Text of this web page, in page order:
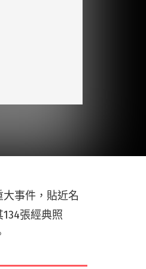
事件，貼近名
張經典照